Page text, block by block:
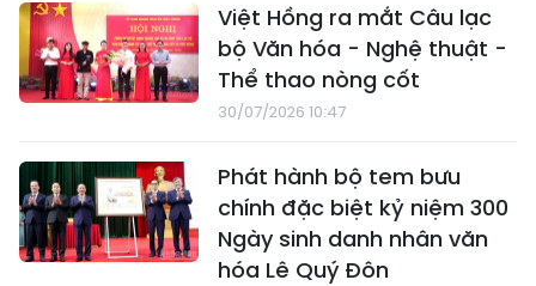
Việt Hồng ra mắt Câu lạc
bộ Văn hóa - Nghệ thuật -
Thể thao nòng cốt
30/07/2026 10:47
Phát hành bộ tem bưu
chính đặc biệt kỷ niệm 300
Ngày sinh danh nhân văn
hóa Lê Quý Đôn